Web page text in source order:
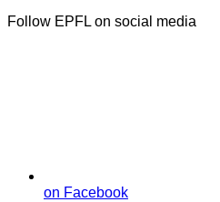
Follow EPFL on social media
on Facebook